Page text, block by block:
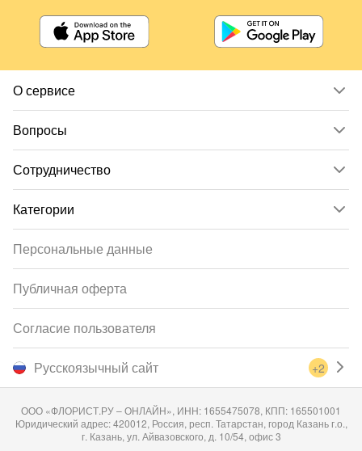
О сервисе
Вопросы
Сотрудничество
Категории
Русскоязычный сайт +2
Персональные данные
Публичная оферта
Согласие пользователя
ООО «ФЛОРИСТ.РУ – ОНЛАЙН», ИНН: 1655475078, КПП: 165501001
Юридический адрес: 420012, Россия, респ. Татарстан, город Казань г.о.,
г. Казань, ул. Айвазовского, д. 10/54, офис 3